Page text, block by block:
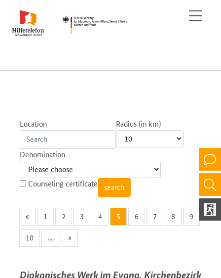
Location Radius (in km)
Denomination
Counseling certificate
« 1 2 3 4 5 6 7 8 9
10 .... »
Diakonisches Werk im Evang. Kirchenbezirk